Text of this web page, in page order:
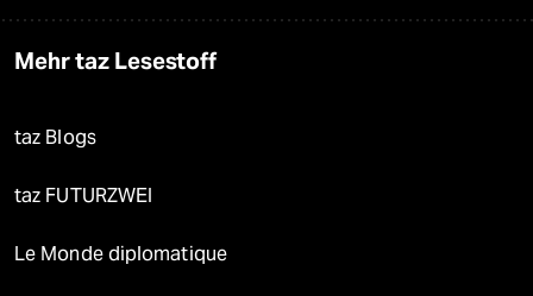
Mehr taz Lesestoff
taz Blogs
taz FUTURZWEI
Le Monde diplomatique